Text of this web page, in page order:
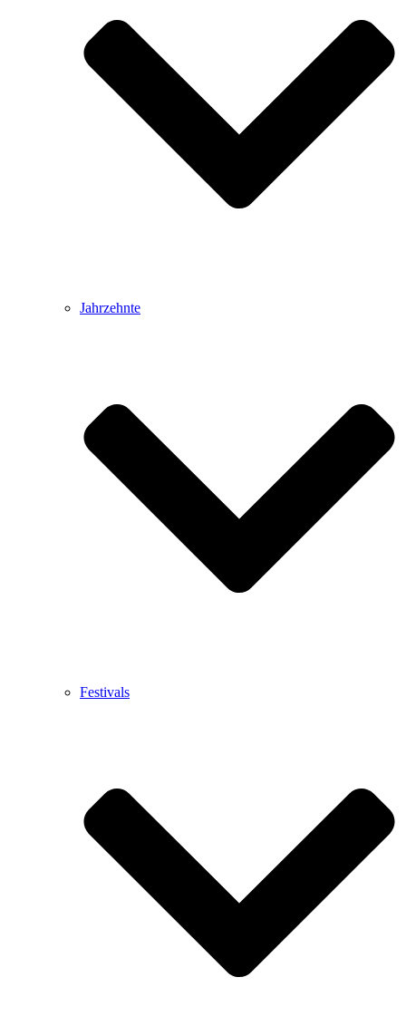
Jahrzehnte
Festivals